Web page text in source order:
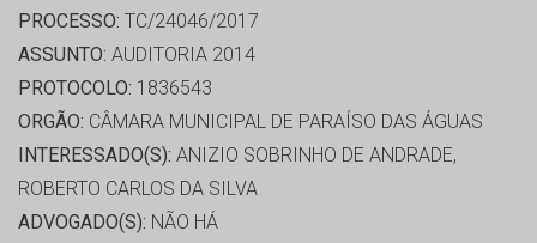
PROCESSO: TC/24046/2017
ASSUNTO: AUDITORIA 2014
PROTOCOLO: 1836543
ORGÃO: CÂMARA MUNICIPAL DE PARAÍSO DAS ÁGUAS
INTERESSADO(S): ANIZIO SOBRINHO DE ANDRADE,
ROBERTO CARLOS DA SILVA
ADVOGADO(S): NÃO HÁ